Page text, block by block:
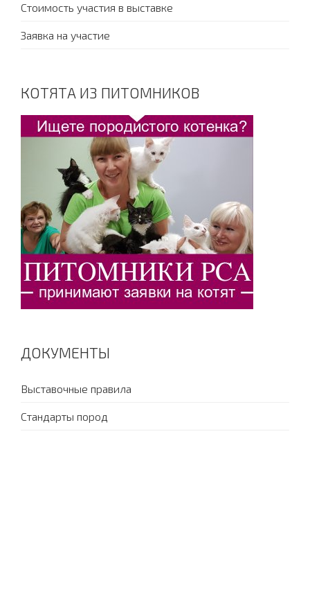
Стоимость участия в выставке
Заявка на участие
КОТЯТА ИЗ ПИТОМНИКОВ
ДОКУМЕНТЫ
Выставочные правила
Стандарты пород